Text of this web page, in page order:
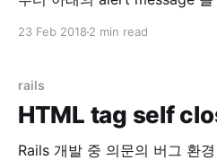
23 Feb 2018 2 min read
rails
HTML tag self
Rails 개발 중 의문의 버그 환경 * Ruby 2.3.4 * Rails